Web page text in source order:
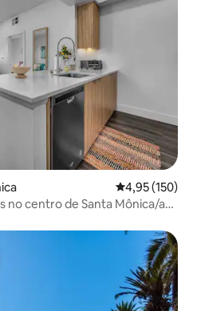
4,95 de uma
4,95 (150)
no centro de Santa Mônica/a